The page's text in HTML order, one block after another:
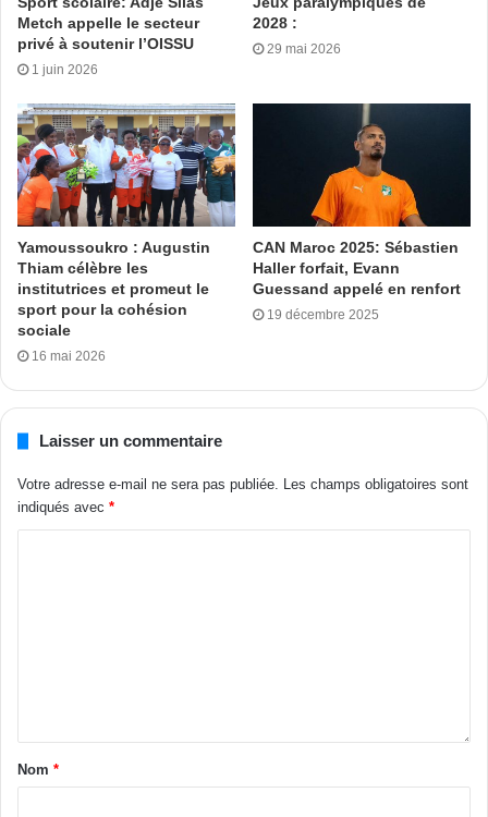
Tags célébré Côte d’Ivoire
victoire
Metch appelle le secteur
privé à soutenir l’OISSU
1 juin 2026
2028 :
29 mai 2026
Yamoussoukro : Augustin
Thiam célèbre les
institutrices et promeut le
sport pour la cohésion
sociale
16 mai 2026
CAN Maroc 2025: Sébastien
Haller forfait, Evann
Guessand appelé en renfort
19 décembre 2025
Laisser un commentaire
Votre adresse e-mail ne sera pas publiée. Les champs obligatoires sont
indiqués avec *
Nom *